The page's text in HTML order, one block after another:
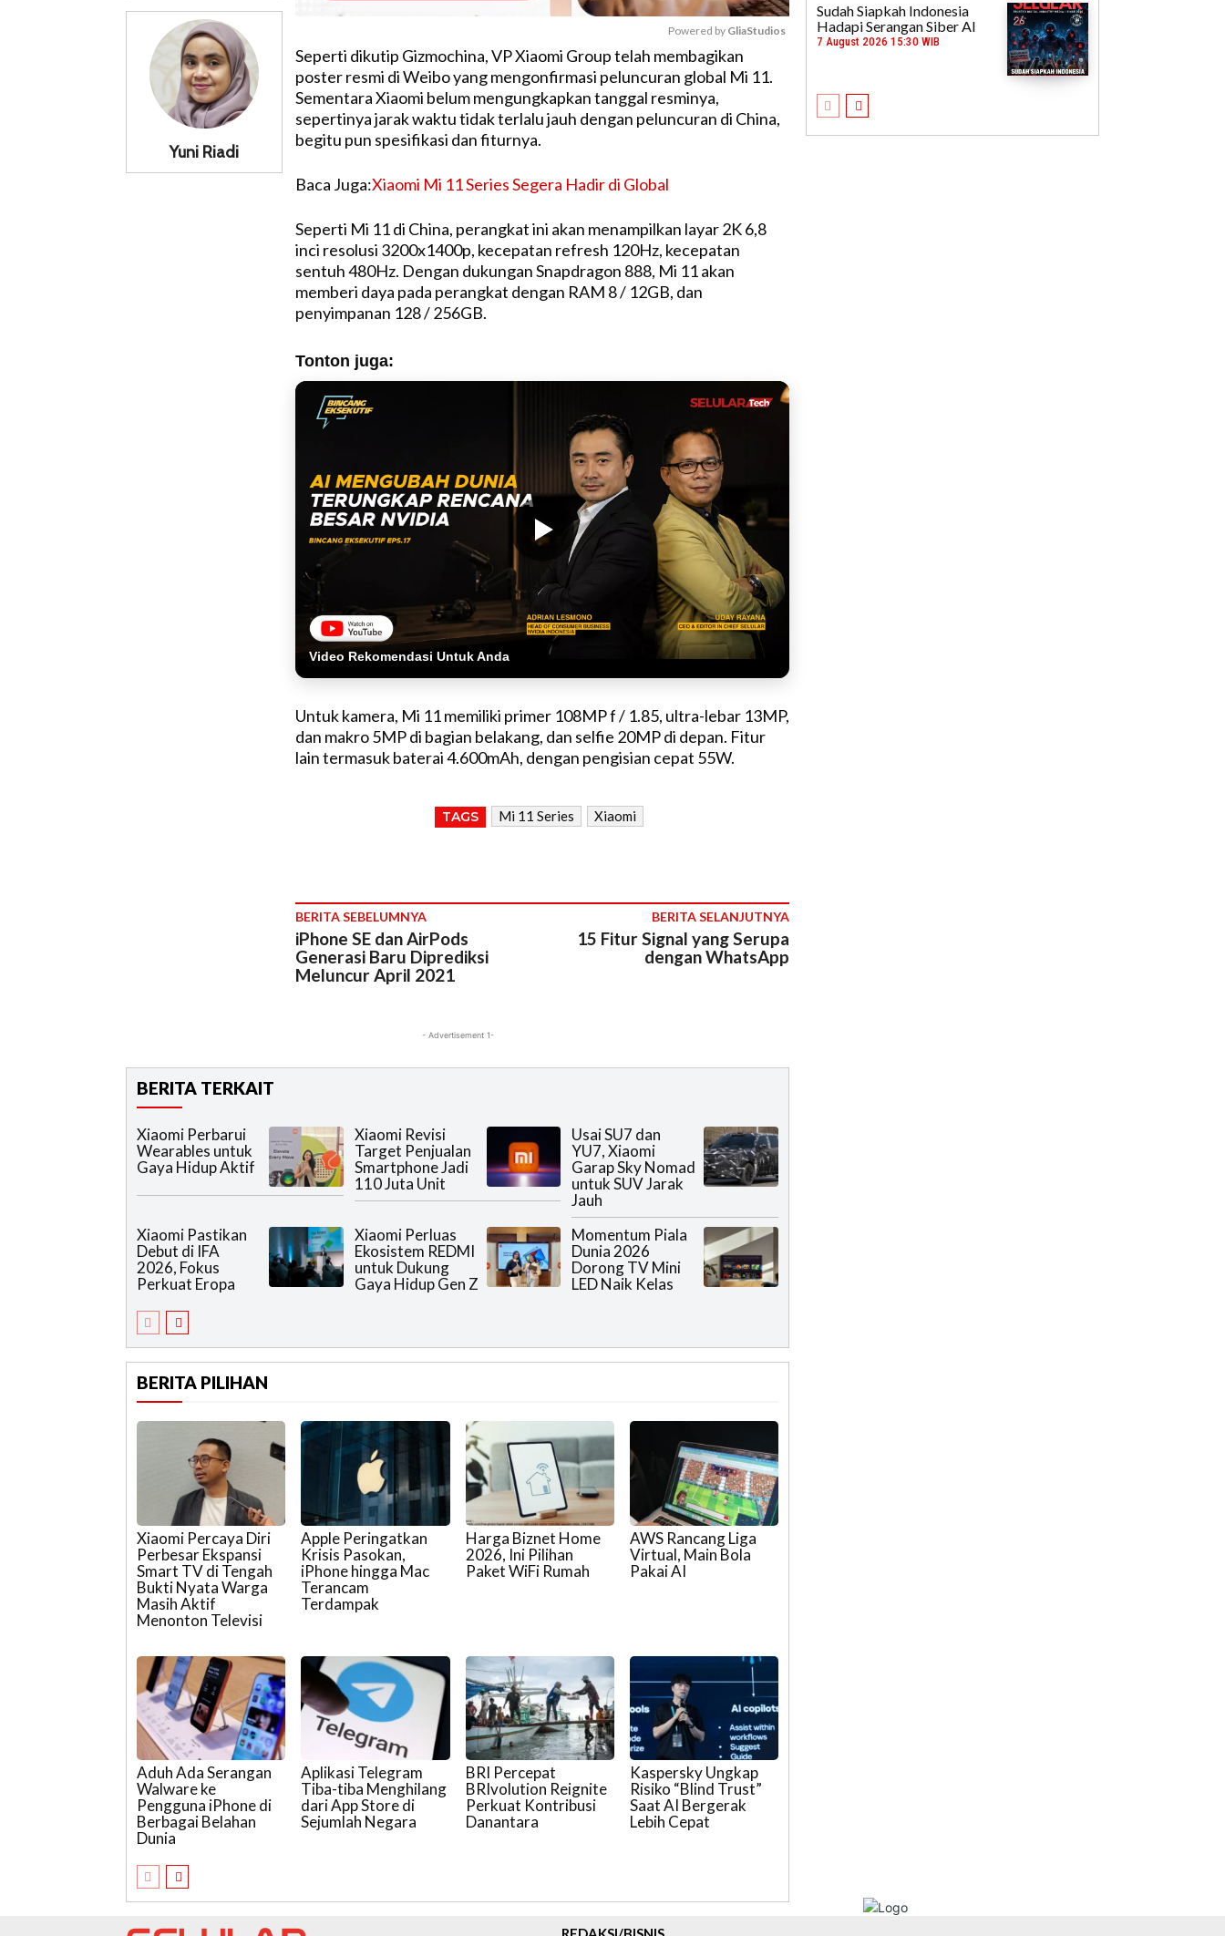
Yuni Riadi
M
u
Powered by GliaStudios
Seperti dikutip Gizmochina, VP Xiaomi Group telah membagikan
poster resmi di Weibo yang mengonfirmasi peluncuran global Mi 11.
Sementara Xiaomi belum mengungkapkan tanggal resminya,
sepertinya jarak waktu tidak terlalu jauh dengan peluncuran di China,
begitu pun spesifikasi dan fiturnya.
Baca Juga:Xiaomi Mi 11 Series Segera Hadir di Global
Seperti Mi 11 di China, perangkat ini akan menampilkan layar 2K 6,8
inci resolusi 3200x1400p, kecepatan refresh 120Hz, kecepatan
sentuh 480Hz. Dengan dukungan Snapdragon 888, Mi 11 akan
memberi daya pada perangkat dengan RAM 8 / 12GB, dan
penyimpanan 128 / 256GB.
Tonton juga:
Video Rekomendasi Untuk Anda
Untuk kamera, Mi 11 memiliki primer 108MP f / 1.85, ultra-lebar 13MP,
dan makro 5MP di bagian belakang, dan selfie 20MP di depan. Fitur
lain termasuk baterai 4.600mAh, dengan pengisian cepat 55W.
TAGS Mi 11 Series Xiaomi
BERITA SEBELUMNYA
iPhone SE dan AirPods
Generasi Baru Diprediksi
Meluncur April 2021
BERITA SELANJUTNYA
15 Fitur Signal yang Serupa
dengan WhatsApp
- Advertisement 1-
BERITA TERKAIT
Xiaomi Perbarui
Wearables untuk
Gaya Hidup Aktif
Xiaomi Revisi
Target Penjualan
Smartphone Jadi
110 Juta Unit
Usai SU7 dan
YU7, Xiaomi
Garap Sky Nomad
untuk SUV Jarak
Jauh
Xiaomi Pastikan
Debut di IFA
2026, Fokus
Perkuat Eropa
Xiaomi Perluas
Ekosistem REDMI
untuk Dukung
Gaya Hidup Gen Z
Momentum Piala
Dunia 2026
Dorong TV Mini
LED Naik Kelas
BERITA PILIHAN
Xiaomi Percaya Diri
Perbesar Ekspansi
Smart TV di Tengah
Bukti Nyata Warga
Masih Aktif
Menonton Televisi
Apple Peringatkan
Krisis Pasokan,
iPhone hingga Mac
Terancam
Terdampak
Harga Biznet Home
2026, Ini Pilihan
Paket WiFi Rumah
AWS Rancang Liga
Virtual, Main Bola
Pakai AI
Aduh Ada Serangan
Walware ke
Pengguna iPhone di
Berbagai Belahan
Dunia
Aplikasi Telegram
Tiba-tiba Menghilang
dari App Store di
Sejumlah Negara
BRI Percepat
BRIvolution Reignite
Perkuat Kontribusi
Danantara
Kaspersky Ungkap
Risiko “Blind Trust”
Saat AI Bergerak
Lebih Cepat
Sudah Siapkah Indonesia
Hadapi Serangan Siber AI
7 August 2026 15:30 WIB